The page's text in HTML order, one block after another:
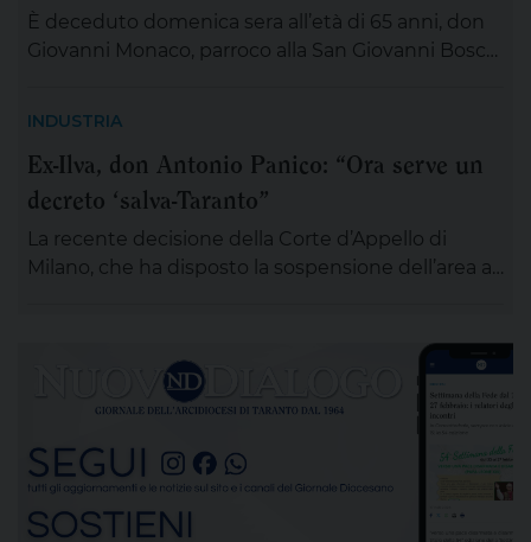
È deceduto domenica sera all’età di 65 anni, don
Giovanni Monaco, parroco alla San Giovanni Bosco.
preghiera e rendergli un ultimo saluto. Alle ore 20
ci si ritroverà come Comunità educativa pastorale
INDUSTRIA
Ex-Ilva, don Antonio Panico: “Ora serve un
decreto ‘salva-Taranto”
La recente decisione della Corte d’Appello di
Milano, che ha disposto la sospensione dell’area a
alla completa bonifica dell’amianto e alla riduzione
delle emissioni di polveri sottili, rappresenta un
passaggio destinato a segnare la lunga vicenda
dello stabilimento siderurgico. Una pronuncia che
[…]